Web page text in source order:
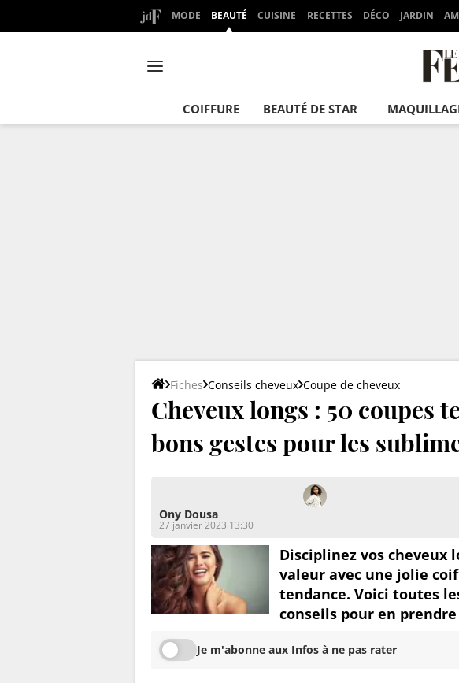
MODE BEAUTÉ CUISINE RECETTES DÉCO JARDIN
COIFFURE BEAUTÉ DE STAR
Fiches Conseils cheveux Coupe de cheveux
Cheveux longs : 50 coupes
bons gestes pour les
Ony Dousa
27 janvier 2023 13:30
Disciplinez vos cheveux
valeur avec une jolie
tendance. Voici toutes
conseils pour en
Je m'abonne aux Infos à ne pas rater